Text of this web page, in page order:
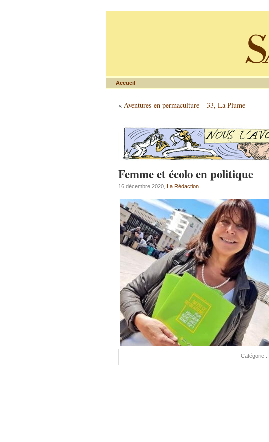
Accueil
« Aventures en permaculture – 33, La Plume
Femme et écolo en politique
16 décembre 2020, La Rédaction
Catégorie :